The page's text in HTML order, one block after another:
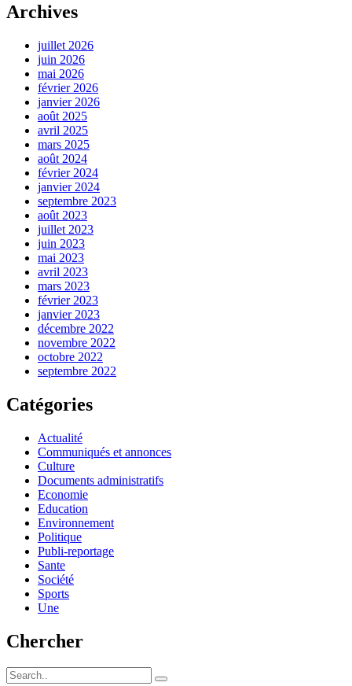
Archives
juillet 2026
juin 2026
mai 2026
février 2026
janvier 2026
août 2025
avril 2025
mars 2025
août 2024
février 2024
janvier 2024
septembre 2023
août 2023
juillet 2023
juin 2023
mai 2023
avril 2023
mars 2023
février 2023
janvier 2023
décembre 2022
novembre 2022
octobre 2022
septembre 2022
Catégories
Actualité
Communiqués et annonces
Culture
Documents administratifs
Economie
Education
Environnement
Politique
Publi-reportage
Sante
Société
Sports
Une
Chercher